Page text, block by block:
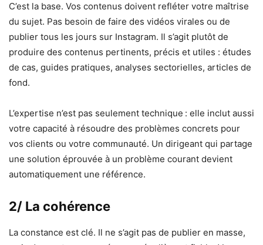
C’est la base. Vos contenus doivent refléter votre maîtrise
du sujet. Pas besoin de faire des vidéos virales ou de
publier tous les jours sur Instagram. Il s’agit plutôt de
produire des contenus pertinents, précis et utiles : études
de cas, guides pratiques, analyses sectorielles, articles de
fond.
L’expertise n’est pas seulement technique : elle inclut aussi
votre capacité à résoudre des problèmes concrets pour
vos clients ou votre communauté. Un dirigeant qui partage
une solution éprouvée à un problème courant devient
automatiquement une référence.
2/ La cohérence
La constance est clé. Il ne s’agit pas de publier en masse,